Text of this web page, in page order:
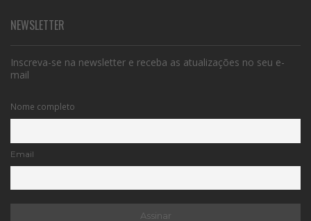
NEWSLETTER
Inscreva-se na newsletter e receba as atualizações no seu e-
mail
Nome completo
Email